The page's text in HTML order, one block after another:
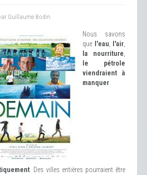
Guillaume Bodin.
Nous savons
que
l'eau l'air
la nourriture
le pétrole
viendraient à
manquer
. Des villes entières pourraient être